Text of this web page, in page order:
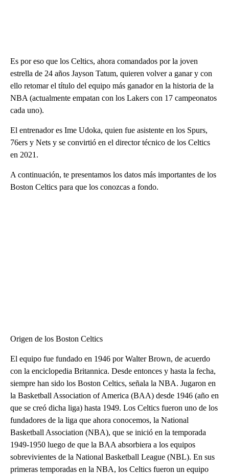
Es por eso que los Celtics, ahora comandados por la joven
estrella de 24 años Jayson Tatum, quieren volver a ganar y con
ello retomar el título del equipo más ganador en la historia de la
NBA (actualmente empatan con los Lakers con 17 campeonatos
cada uno).
El entrenador es Ime Udoka, quien fue asistente en los Spurs,
76ers y Nets y se convirtió en el director técnico de los Celtics
en 2021.
A continuación, te presentamos los datos más importantes de los
Boston Celtics para que los conozcas a fondo.
Origen de los Boston Celtics
El equipo fue fundado en 1946 por Walter Brown, de acuerdo
con la enciclopedia Britannica. Desde entonces y hasta la fecha,
siempre han sido los Boston Celtics, señala la NBA. Jugaron en
la Basketball Association of America (BAA) desde 1946 (año en
que se creó dicha liga) hasta 1949. Los Celtics fueron uno de los
fundadores de la liga que ahora conocemos, la National
Basketball Association (NBA), que se inició en la temporada
1949-1950 luego de que la BAA absorbiera a los equipos
sobrevivientes de la National Basketball League (NBL). En sus
primeras temporadas en la NBA, los Celtics fueron un equipo